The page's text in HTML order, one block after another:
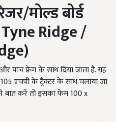
मोल्ड बोर्ड
Ridge /
पांच फ्रेम के साथ दिया जाता है. यह
एचपी के ट्रैक्टर के साथ चलाया जा
करें तो इसका फेम100 x